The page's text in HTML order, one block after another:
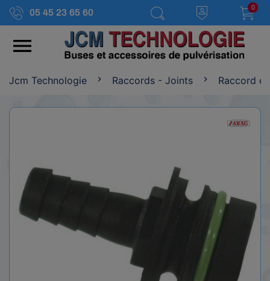
05 45 23 65 60
0

Jcm Technologie Raccords - Joints Raccord